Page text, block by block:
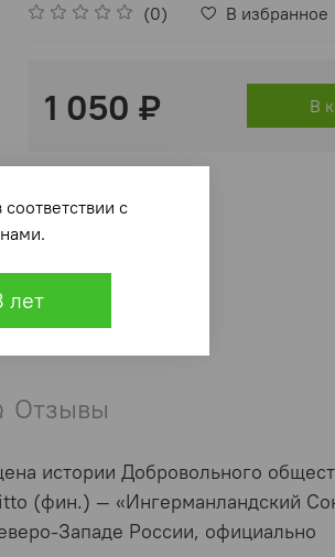
(0) В избранное
1 050 ₽ В
Отзывы
истории Добровольного
(фин.) — «Ингерманландский
Западе России, официально
в соответствии с
лет